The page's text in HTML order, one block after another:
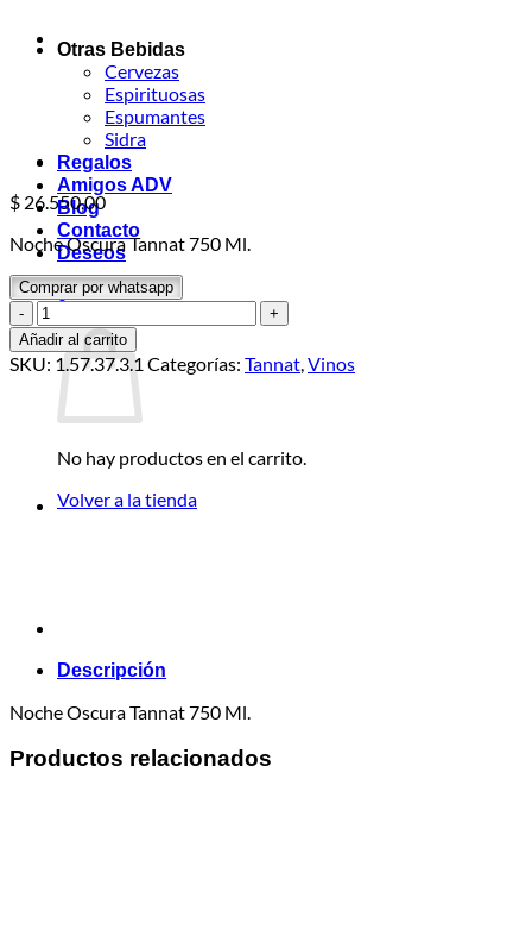
Otras Bebidas
Cervezas
Espirituosas
Espumantes
Sidra
Regalos
Amigos ADV
Blog
Contacto
Deseos
0
No hay productos en el carrito.
Volver a la tienda
$ 26.550,00
Noche Oscura Tannat 750 Ml.
Comprar por whatsapp
Noche
Oscura
Tannat
750
cantidad
Añadir al carrito
SKU: 1.57.37.3.1 Categorías: Tannat,Vinos
Descripción
Noche Oscura Tannat 750 Ml.
Productos relacionados